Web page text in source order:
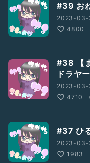
#39 お
2023-03-
4800
#38 【
ドラヤ
2023-03-
4710
#37 ひ
2023-03-
1983